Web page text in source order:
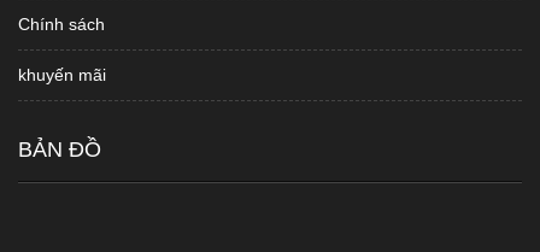
Chính sách
khuyến mãi
BẢN ĐỒ